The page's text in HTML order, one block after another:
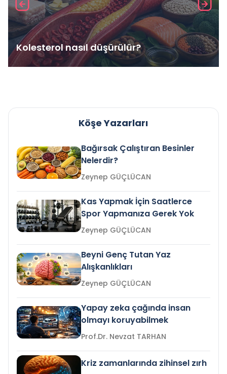
Kolesterol nasıl düşürülür?
Köşe Yazarları
Bağırsak Çalıştıran Besinler
Nelerdir?
Zeynep GÜÇLÜCAN
Kas Yapmak İçin Saatlerce
Spor Yapmanıza Gerek Yok
Zeynep GÜÇLÜCAN
Beyni Genç Tutan Yaz
Alışkanlıkları
Zeynep GÜÇLÜCAN
Yapay zeka çağında insan
olmayı koruyabilmek
Prof.Dr. Nevzat TARHAN
Kriz zamanlarında zihinsel zırh